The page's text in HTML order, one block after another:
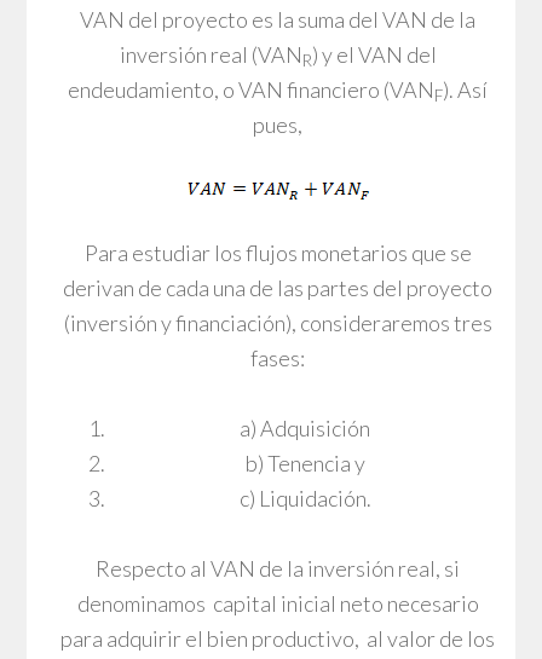
VAN del proyecto es la suma del VAN de la
inversión real (VANR) y el VAN del
endeudamiento, o VAN financiero (VANF). Así
pues,
Para estudiar los flujos monetarios que se
derivan de cada una de las partes del proyecto
(inversión y financiación), consideraremos tres
fases:
a) Adquisición
b) Tenencia y
c) Liquidación.
Respecto al VAN de la inversión real, si
denominamos capital inicial neto necesario
para adquirir el bien productivo, al valor de los